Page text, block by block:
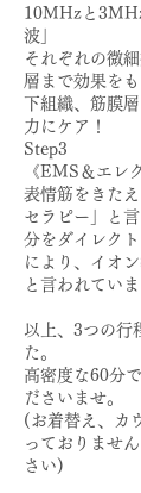
10MHzと
波」
それぞれの微
層まで効果を
下組織、筋膜
力にケア！
Step3
《EMS＆エレ
表情筋をきた
セラピー」と
分をダイレク
により、イオ
と言われていま
以上、3つの行
た。
高密度な60分
ださいませ。
(お着替え、カ
っておりませ
さい)